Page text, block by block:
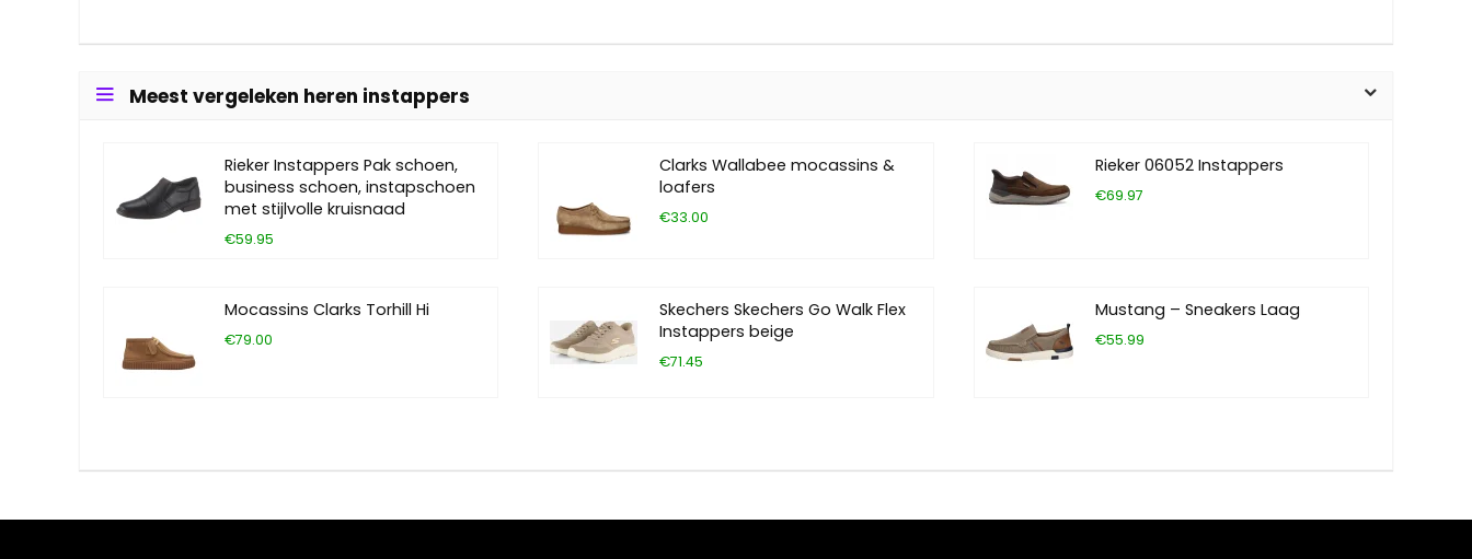
Meest vergeleken heren instappers
Rieker Instappers Pak schoen,
business schoen, instapschoen
met stijlvolle kruisnaad
€59.95
Clarks Wallabee mocassins &
loafers
€33.00
Rieker 06052 Instappers
€69.97
Mocassins Clarks Torhill Hi
€79.00
Skechers Skechers Go Walk Flex
Instappers beige
€71.45
Mustang – Sneakers Laag
€55.99